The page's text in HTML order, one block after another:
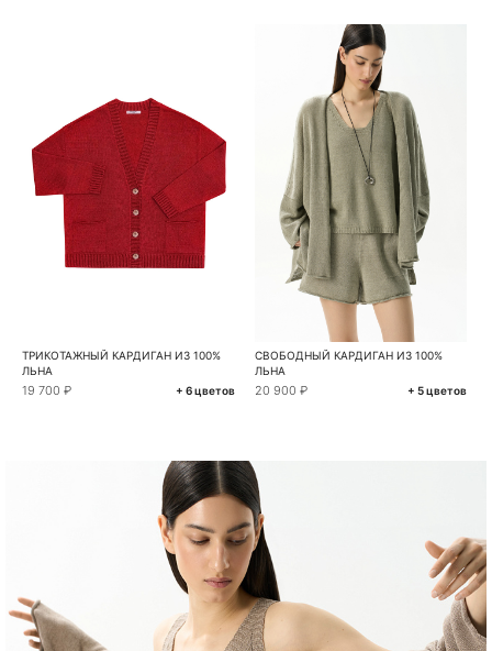
ТРИКОТАЖНЫЙ КАРДИГАН ИЗ 100%
ЛЬНА
19 700 ₽ + 6 цветов
СВОБОДНЫЙ КАРДИГАН ИЗ 100%
ЛЬНА
20 900 ₽ + 5 цветов